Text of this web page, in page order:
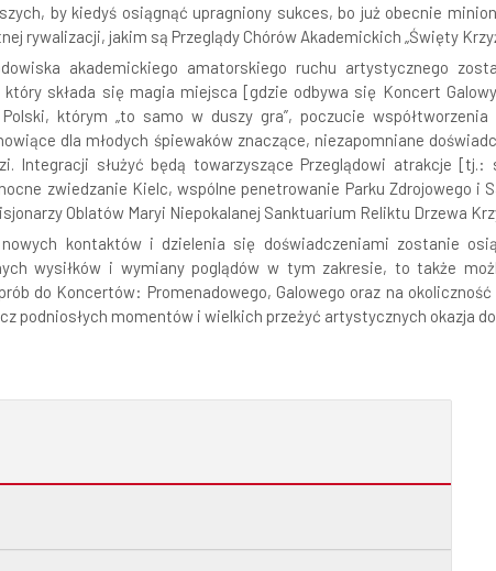
by kiedyś osiągnąć upragniony sukces, bo już obecnie
rywalizacji, jakim są Przeglądy Chórów Akademickich „Święty
akademickiego amatorskiego ruchu artystycznego
składa się magia miejsca [gdzie odbywa się Koncert
którym „to samo w duszy gra”, poczucie
dla młodych śpiewaków znaczące, niezapomniane
Integracji służyć będą towarzyszące Przeglądowi atrakcje
zwiedzanie Kielc, wspólne penetrowanie Parku Zdrojowego i
Oblatów Maryi Niepokalanej Sanktuarium Reliktu Drzewa
kontaktów i dzielenia się doświadczeniami zostanie
wysiłków i wymiany poglądów w tym zakresie, to także
do Koncertów: Promenadowego, Galowego oraz na
podniosłych momentów i wielkich przeżyć artystycznych okazja